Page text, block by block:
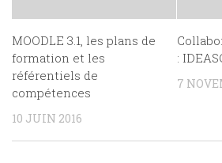
MOODLE 3.1, les plans de
formation et les
référentiels de
compétences
10 JUIN 2016
:
7